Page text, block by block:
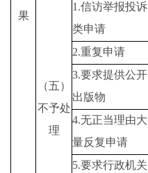
果
（五）
不予处
理
1.信访举报投诉
类申请
2.重复申请
3.要求提供公开
出版物
4.无正当理由大
量反复申请
5.要求行政机关